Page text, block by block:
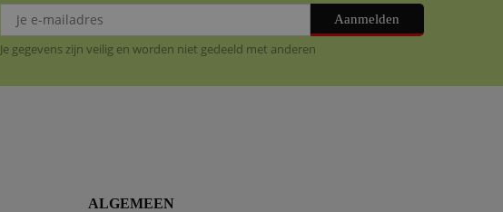
Aanmelden
Je gegevens zijn veilig en worden niet gedeeld met anderen
ALGEMEEN